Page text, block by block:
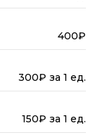
400₽
300₽ за 1 ед.
150₽ за 1 ед.